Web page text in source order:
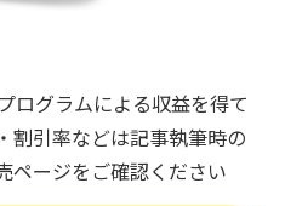
ログラムによる収益を得て
割引率などは記事執筆時の
ページをご確認ください